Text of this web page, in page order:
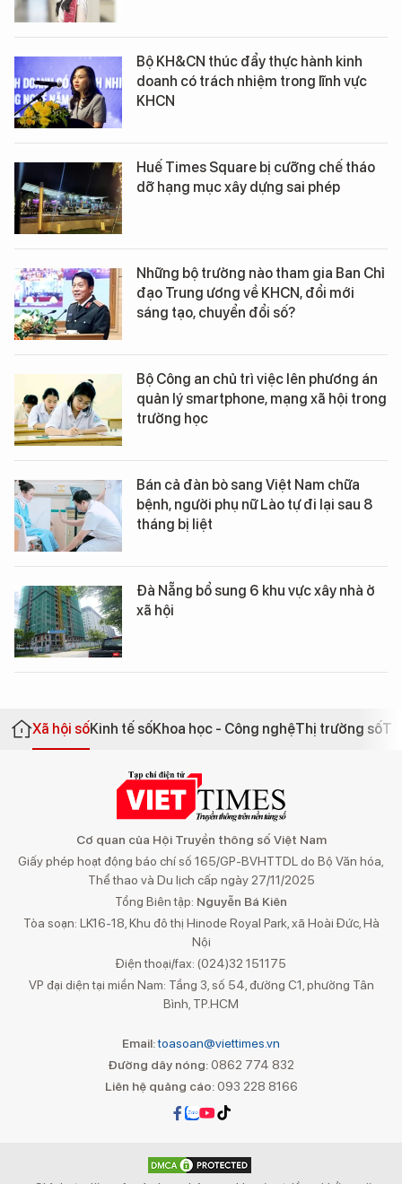
Bộ KH&CN thúc đẩy thực hành kinh
doanh có trách nhiệm trong lĩnh vực
KHCN
Huế Times Square bị cưỡng chế tháo
dỡ hạng mục xây dựng sai phép
Những bộ trưởng nào tham gia Ban Chỉ
đạo Trung ương về KHCN, đổi mới
sáng tạo, chuyển đổi số?
Bộ Công an chủ trì việc lên phương án
quản lý smartphone, mạng xã hội trong
trường học
Bán cả đàn bò sang Việt Nam chữa
bệnh, người phụ nữ Lào tự đi lại sau 8
tháng bị liệt
Đà Nẵng bổ sung 6 khu vực xây nhà ở
xã hội
Xã hội sốKinh tế sốKhoa học - Công nghệThị trường số
Cơ quan của Hội Truyền thông số Việt Nam
Giấy phép hoạt động báo chí số 165/GP-BVHTTDL do Bộ Văn hóa,
Thể thao và Du lịch cấp ngày 27/11/2025
Tổng Biên tập: Nguyễn Bá Kiên
Tòa soạn: LK16-18, Khu đô thị Hinode Royal Park, xã Hoài Đức, Hà
Nội
Điện thoại/fax: (024)32 151175
VP đại diện tại miền Nam: Tầng 3, số 54, đường C1, phường Tân
Bình, TP.HCM
Email:toasoan@viettimes.vn
Đường dây nóng: 0862 774 832
Liên hệ quảng cáo:093 228 8166